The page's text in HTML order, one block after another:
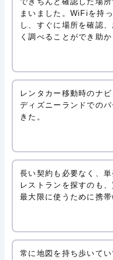
まいました。WiFiを持
し、すぐに場所を確認
く調べることができ助か
レンタカー移動時のナ
ディズニーランドでの
きた。
長い契約も必要なく、
レストランを探すのも
最大限に使うために携帯
常に地図を持ち歩いて